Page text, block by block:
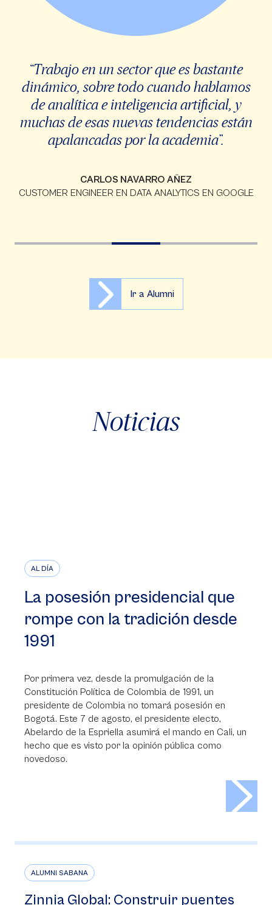
“Trabajo en un sector que es bastante
dinámico, sobre todo cuando hablamos
de analítica e inteligencia artificial, y
muchas de esas nuevas tendencias están
apalancadas por la academia”.
CARLOS NAVARRO AÑEZ
CUSTOMER ENGINEER EN DATA ANALYTICS EN GOOGLE
Ir a Alumni
Noticias
AL DÍA
La posesión presidencial que
rompe con la tradición desde
1991
Por primera vez, desde la promulgación de la
Constitución Política de Colombia de 1991, un
presidente de Colombia no tomará posesión en
Bogotá. Este 7 de agosto, el presidente electo,
Abelardo de la Espriella asumirá el mando en Cali, un
hecho que es visto por la opinión pública como
novedoso.
ALUMNI SABANA
Zinnia Global: Construir puentes